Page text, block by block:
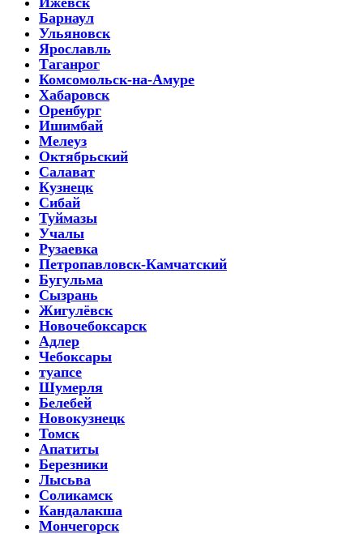
Барнаул
Ульяновск
Ярославль
Таганрог
Комсомольск-на-Амуре
Хабаровск
Оренбург
Ишимбай
Мелеуз
Октябрьский
Салават
Кузнецк
Сибай
Туймазы
Учалы
Рузаевка
Петропавловск-Камчатский
Бугульма
Сызрань
Жигулёвск
Новочебоксарск
Адлер
Чебоксары
туапсе
Шумерля
Белебей
Новокузнецк
Томск
Апатиты
Березники
Лысьва
Соликамск
Кандалакша
Мончегорск